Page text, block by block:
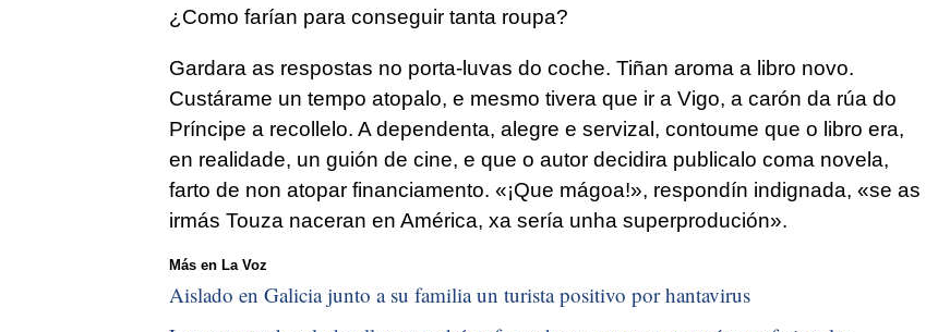
¿Como farían para conseguir tanta roupa?
Gardara as respostas no porta-luvas do coche. Tiñan aroma a libro novo.
Custárame un tempo atopalo, e mesmo tivera que ir a Vigo, a carón da rúa do
Príncipe a recollelo. A dependenta, alegre e servizal, contoume que o libro era,
en realidade, un guión de cine, e que o autor decidira publicalo coma novela,
farto de non atopar financiamento. «¡Que mágoa!», respondín indignada, «se as
irmás Touza naceran en América, xa sería unha superprodución».
Más en La Voz
Aislado en Galicia junto a su familia un turista positivo por hantavirus